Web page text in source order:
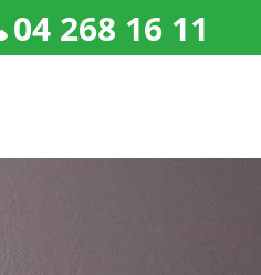
04 268 16 11